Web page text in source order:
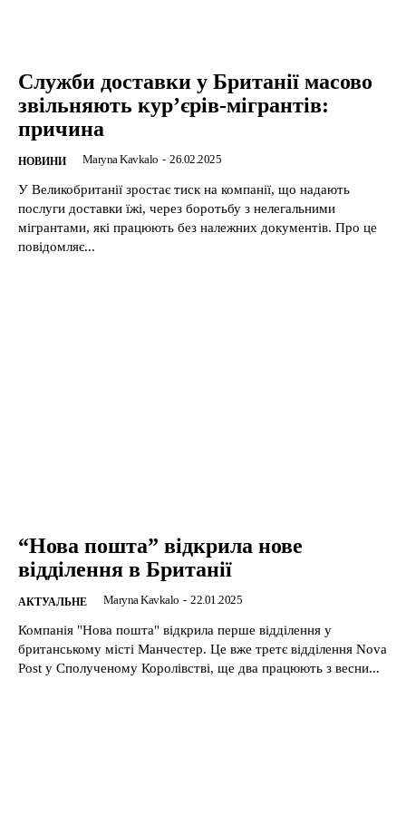
Служби доставки у Британії масово
звільняють кур’єрів-мігрантів:
причина
НОВИНИ Maryna Kavkalo - 26.02.2025
У Великобританії зростає тиск на компанії, що надають
послуги доставки їжі, через боротьбу з нелегальними
мігрантами, які працюють без належних документів. Про це
повідомляє...
“Нова пошта” відкрила нове
відділення в Британії
АКТУАЛЬНЕ Maryna Kavkalo - 22.01.2025
Компанія "Нова пошта" відкрила перше відділення у
британському місті Манчестер. Це вже третє відділення Nova
Post у Сполученому Королівстві, ще два працюють з весни...